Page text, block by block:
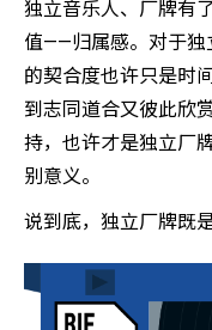
独立音乐人、厂牌有
值——归属感。对于独
的契合度也许只是时
到志同道合又彼此欣
持，也许才是独立厂
别意义。
说到底，独立厂牌既